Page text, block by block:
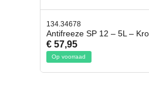
40.500
Krokodillen bek 2 stuks
€ 4,95
Op voorraad